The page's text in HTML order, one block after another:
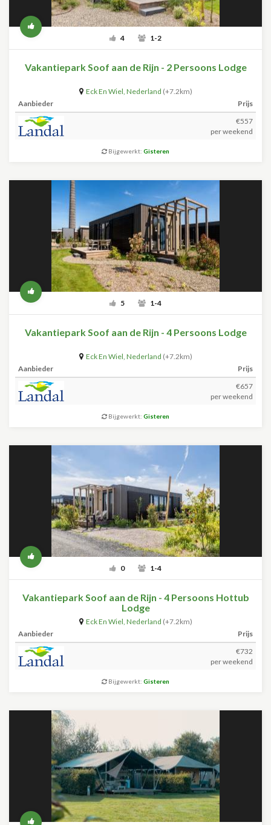
4 1-2
Vakantiepark Soof aan de Rijn - 2 Persoons Lodge
Eck En Wiel, Nederland (+7.2km)
Aanbieder
Prijs
€557
per weekend
Bijgewerkt: Gisteren
5 1-4
Vakantiepark Soof aan de Rijn - 4 Persoons Lodge
Eck En Wiel, Nederland (+7.2km)
Aanbieder
Prijs
€657
per weekend
Bijgewerkt: Gisteren
0 1-4
Vakantiepark Soof aan de Rijn - 4 Persoons Hottub
Lodge
Eck En Wiel, Nederland (+7.2km)
Aanbieder
Prijs
€732
per weekend
Bijgewerkt: Gisteren